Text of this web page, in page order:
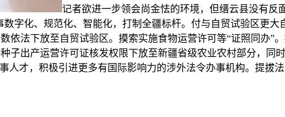
记者欲进一步领会尚金怯的环境，但缙云县没有反
字化、规范化、智能化，打制全疆标杆。付与自贸试验区更
法下放至自贸试验区。摸索实施食物运营许可等“证照同办”
子出产运营许可证核发权限下放至新疆省级农业农村部分，同
人才，积极引进更多有国际影响力的涉外法令办事机构。提拔